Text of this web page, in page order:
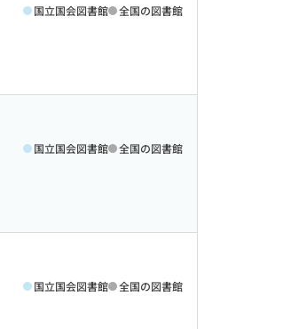
国立国会図書館 全国の図書館
国立国会図書館 全国の図書館
国立国会図書館 全国の図書館